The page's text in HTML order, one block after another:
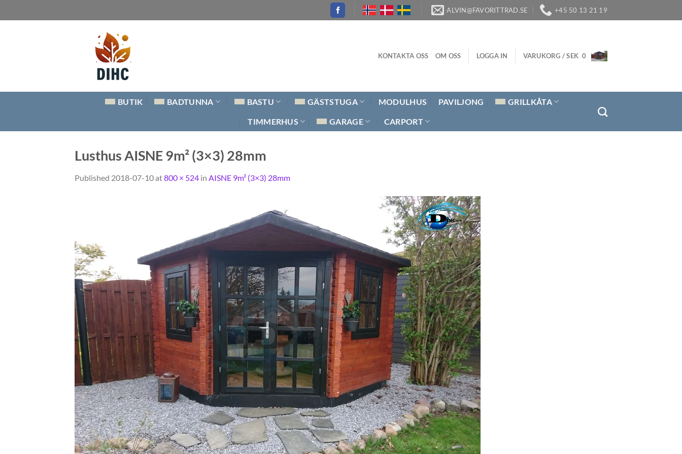
to
ALVIN@FAVORITTRAD.SE +45 50 13 21 19
KONTAKTA OSS OM OSS LOGGA IN VARUKORG /SEK 0
BUTIK BADTUNNA BASTU GÄSTSTUGA MODULHUS PAVILJONG GRILLKÅTA
TIMMERHUS GARAGE CARPORT
Lusthus AISNE 9m² (3×3) 28mm
Published 2018-07-10at800 × 524 in AISNE 9m² (3×3) 28mm